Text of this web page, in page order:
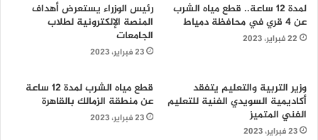
لمدة 12 ساعة.. قطع مياه الشرب
عن 4 قري في محافظة دمياط
22 فبراير، 2023
رئيس الوزراء يستعرض أهداف
المنصة الإلكترونية لطلاب
الجامعات
23 فبراير، 2023
وزير التربية والتعليم يتفقد
أكاديمية السويدي الفنية للتعليم
الفني المتميز
23 فبراير، 2023
قطع مياه الشرب لمدة 12 ساعة
عن منطقة الزمالك بالقاهرة
23 فبراير، 2023